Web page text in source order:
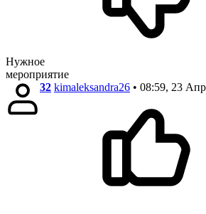
Нужное
мероприятие
32 kimaleksandra26 • 08:59, 23